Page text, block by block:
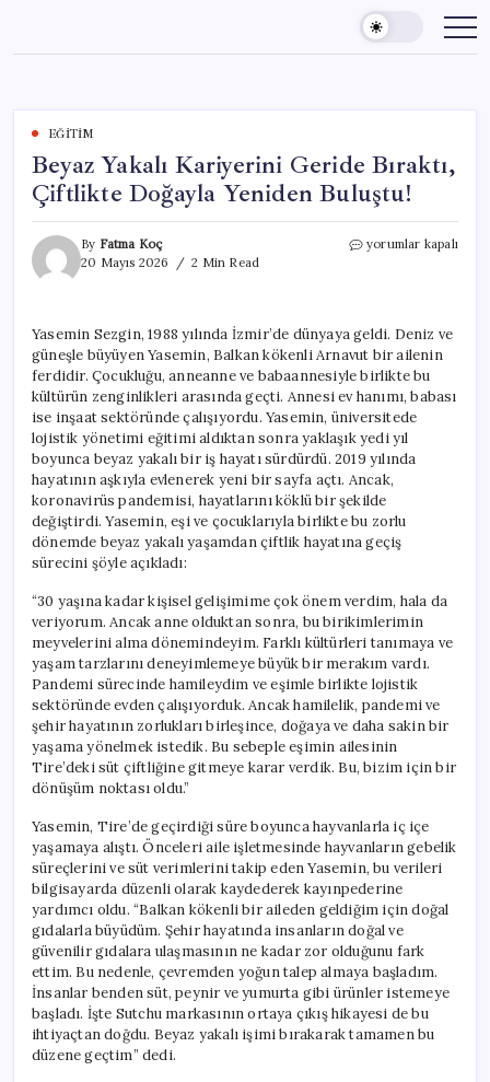
content
EĞITIM
Beyaz Yakalı Kariyerini Geride Bıraktı,
Çiftlikte Doğayla Yeniden Buluştu!
By Fatma Koç
20 Mayıs 2026
2 Min Read
Beyaz
Çiftlikte
Doğayla
Yeniden
Buluştu!
için
yorumlar kapalı
Yasemin Sezgin, 1988 yılında İzmir’de dünyaya geldi. Deniz ve
güneşle büyüyen Yasemin, Balkan kökenli Arnavut bir ailenin
ferdidir. Çocukluğu, anneanne ve babaannesiyle birlikte bu
kültürün zenginlikleri arasında geçti. Annesi ev hanımı, babası
ise inşaat sektöründe çalışıyordu. Yasemin, üniversitede
lojistik yönetimi eğitimi aldıktan sonra yaklaşık yedi yıl
boyunca beyaz yakalı bir iş hayatı sürdürdü. 2019 yılında
hayatının aşkıyla evlenerek yeni bir sayfa açtı. Ancak,
koronavirüs pandemisi, hayatlarını köklü bir şekilde
değiştirdi. Yasemin, eşi ve çocuklarıyla birlikte bu zorlu
dönemde beyaz yakalı yaşamdan çiftlik hayatına geçiş
sürecini şöyle açıkladı:
“30 yaşına kadar kişisel gelişimime çok önem verdim, hala da
veriyorum. Ancak anne olduktan sonra, bu birikimlerimin
meyvelerini alma dönemindeyim. Farklı kültürleri tanımaya ve
yaşam tarzlarını deneyimlemeye büyük bir merakım vardı.
Pandemi sürecinde hamileydim ve eşimle birlikte lojistik
sektöründe evden çalışıyorduk. Ancak hamilelik, pandemi ve
şehir hayatının zorlukları birleşince, doğaya ve daha sakin bir
yaşama yönelmek istedik. Bu sebeple eşimin ailesinin
Tire’deki süt çiftliğine gitmeye karar verdik. Bu, bizim için bir
dönüşüm noktası oldu.”
Yasemin, Tire’de geçirdiği süre boyunca hayvanlarla iç içe
yaşamaya alıştı. Önceleri aile işletmesinde hayvanların gebelik
süreçlerini ve süt verimlerini takip eden Yasemin, bu verileri
bilgisayarda düzenli olarak kaydederek kayınpederine
yardımcı oldu. “Balkan kökenli bir aileden geldiğim için doğal
gıdalarla büyüdüm. Şehir hayatında insanların doğal ve
güvenilir gıdalara ulaşmasının ne kadar zor olduğunu fark
ettim. Bu nedenle, çevremden yoğun talep almaya başladım.
İnsanlar benden süt, peynir ve yumurta gibi ürünler istemeye
başladı. İşte Sutchu markasının ortaya çıkış hikayesi de bu
ihtiyaçtan doğdu. Beyaz yakalı işimi bırakarak tamamen bu
düzene geçtim” dedi.